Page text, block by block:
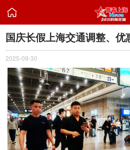

国庆长假上海交通调整、优
2025-09-30